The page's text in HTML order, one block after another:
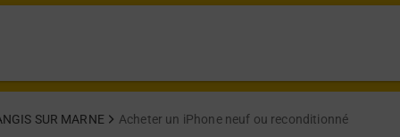
SUR MARNE Acheter un iPhone neuf ou reconditionné